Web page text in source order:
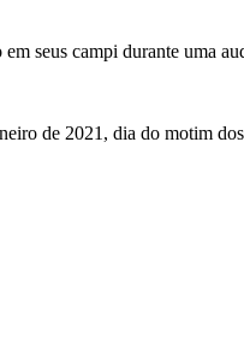
seus campi durante uma
de 2021, dia do motim